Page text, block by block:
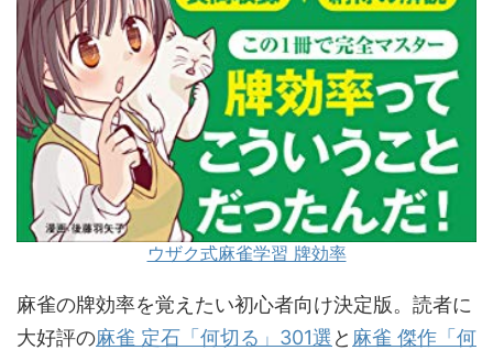
ウザク式麻雀学習 牌効率
麻雀の牌効率を覚えたい初心者向け決定版。読者に
大好評の麻雀 定石「何切る」301選 と 麻雀 傑作「何